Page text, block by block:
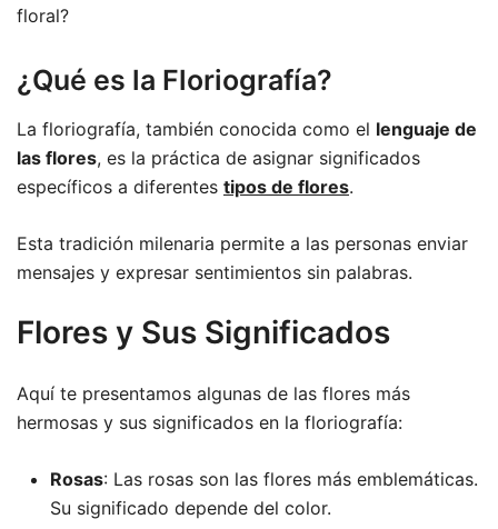
floral?
¿Qué es la Floriografía?
La floriografía, también conocida como el lenguaje de
las flores, es la práctica de asignar significados
específicos a diferentes tipos de flores.
Esta tradición milenaria permite a las personas enviar
mensajes y expresar sentimientos sin palabras.
Flores y Sus Significados
Aquí te presentamos algunas de las flores más
hermosas y sus significados en la floriografía:
Rosas: Las rosas son las flores más emblemáticas.
Su significado depende del color.